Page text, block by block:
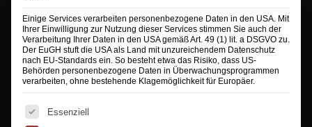
Mehr Informationen
Inhalt entsperren
Erforderlichen Service akzeptieren und
Einige Services verarbeiten personenbezogene Daten in den USA. Mit
Ihrer Einwilligung zur Nutzung dieser Services stimmen Sie auch der
Verarbeitung Ihrer Daten in den USA gemäß Art. 49 (1) lit. a DSGVO zu.
Der EuGH stuft die USA als Land mit unzureichendem Datenschutz
nach EU-Standards ein. So besteht etwa das Risiko, dass US-
Behörden personenbezogene Daten in Überwachungsprogrammen
verarbeiten, ohne bestehende Klagemöglichkeit für Europäer.
Es folgt eine Liste der Service-Gruppen, für die eine
Essenziell